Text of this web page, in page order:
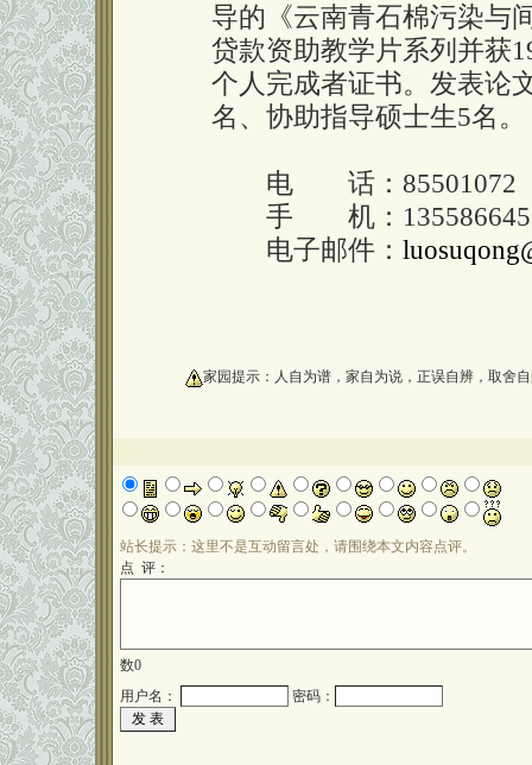
导的《云南青石棉污染与
贷款资助教学片系列并获
个人完成者证书。发表论
名、协助指导硕士生5名。
电 话：85501072
手 机：
电子邮件：
家园提示：人自为谱，家自为说，正误自辨，取舍
站长提示：这里不是互动留言处，请围绕本文内容点评。
点 评：
数0
用户名：
密码：